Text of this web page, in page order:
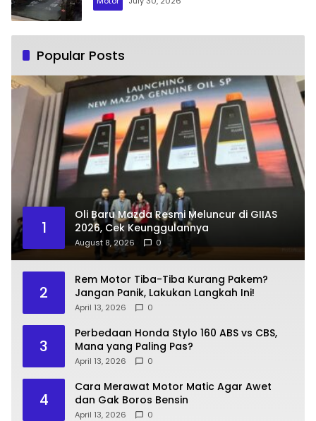
Popular Posts
1
Oli Baru Mazda Resmi Meluncur di GIIAS
2026, Cek Keunggulannya
August 8, 2026 0
2
Rem Motor Tiba-Tiba Kurang Pakem?
Jangan Panik, Lakukan Langkah Ini!
April 13, 2026 0
3
Perbedaan Honda Stylo 160 ABS vs CBS,
Mana yang Paling Pas?
April 13, 2026 0
4
Cara Merawat Motor Matic Agar Awet
dan Gak Boros Bensin
April 13, 2026 0